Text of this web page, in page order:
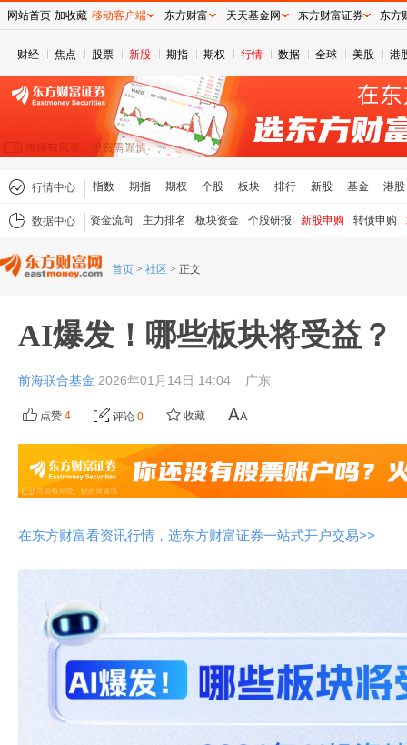
财经 焦点 股票 新股 期指 期权 行情 数据 全球 美股 港
行情中心 指数 期指 期权 个股 板块 排行 新股 基金 港股
数据中心 资金流向 主力排名 板块资金 个股研报 新股申购 转债申购
首页 > 社区 > 正文
AI爆发！哪些板块将受益？
前海联合基金 2026年01月14日 14:04 广东
点赞 4 评论 0 收藏
在东方财富看资讯行情，选东方财富证券一站式开户交易>>
网站首页 加收藏 移动客户端 东方财富 天天基金网 东方财富证券 东方